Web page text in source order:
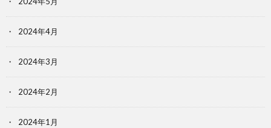
2024年4月
2024年3月
2024年2月
2024年1月